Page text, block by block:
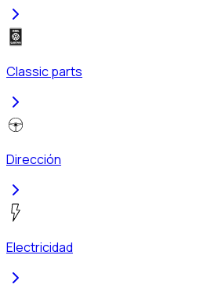
Classic parts
Dirección
Electricidad